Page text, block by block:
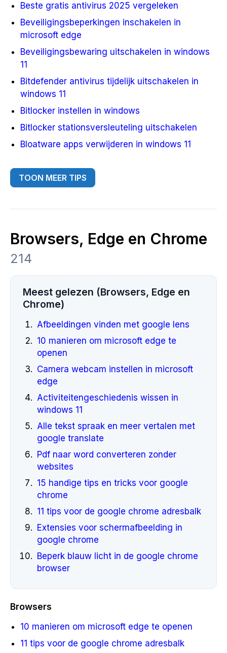
Beste gratis antivirus 2025 vergeleken
Beveiligingsbeperkingen inschakelen in
microsoft edge
Beveiligingsbewaring uitschakelen in windows
11
Bitdefender antivirus tijdelijk uitschakelen in
windows 11
Bitlocker instellen in windows
Bitlocker stationsversleuteling uitschakelen
Bloatware apps verwijderen in windows 11
TOON MEER TIPS
Browsers, Edge en Chrome
214
Meest gelezen (Browsers, Edge en
Chrome)
Afbeeldingen vinden met google lens
10 manieren om microsoft edge te
openen
Camera webcam instellen in microsoft
edge
Activiteitengeschiedenis wissen in
windows 11
Alle tekst spraak en meer vertalen met
google translate
Pdf naar word converteren zonder
websites
15 handige tips en tricks voor google
chrome
11 tips voor de google chrome adresbalk
Extensies voor schermafbeelding in
google chrome
Beperk blauw licht in de google chrome
browser
Browsers
10 manieren om microsoft edge te openen
11 tips voor de google chrome adresbalk